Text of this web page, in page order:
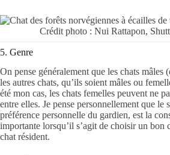
Crédit photo : Nui Rattapon,
5. Genre
On pense généralement que les chats mâles
les autres chats, qu’ils soient mâles ou
été mon cas, les chats femelles peuvent ne
entre elles. Je pense personnellement que le
préférence personnelle du gardien, est la
importante lorsqu’il s’agit de choisir un bon
chat résident.